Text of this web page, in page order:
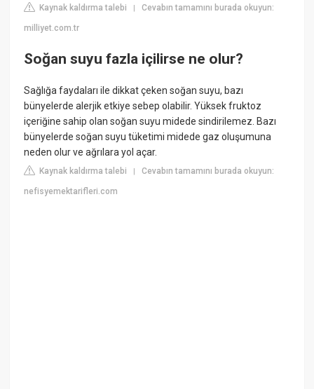
Kaynak kaldırma talebi |Cevabın tamamını burada okuyun:
milliyet.com.tr
Soğan suyu fazla içilirse ne olur?
Sağlığa faydaları ile dikkat çeken soğan suyu, bazı
bünyelerde alerjik etkiye sebep olabilir. Yüksek fruktoz
içeriğine sahip olan soğan suyu midede sindirilemez. Bazı
bünyelerde soğan suyu tüketimi midede gaz oluşumuna
neden olur ve ağrılara yol açar.
Kaynak kaldırma talebi |Cevabın tamamını burada okuyun:
nefisyemektarifleri.com